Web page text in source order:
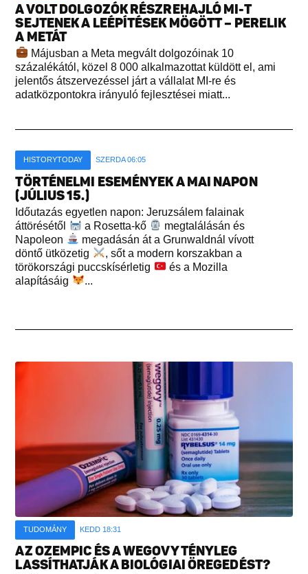
A VOLT DOLGOZÓK RÉSZREHAJLÓ MI-T
SEJTENEK A LEÉPÍTÉSEK MÖGÖTT – PERELIK
A METÁT
Májusban a Meta megvált dolgozóinak 10
százalékától, közel 8 000 alkalmazottat küldött el, ami
jelentős átszervezéssel járt a vállalat MI-re és
adatközpontokra irányuló fejlesztései miatt...
HISTORYTODAY SZERDA 06:05
TÖRTÉNELMI ESEMÉNYEK A MAI NAPON
(JÚLIUS 15.)
Időutazás egyetlen napon: Jeruzsálem falainak
áttörésétől
a Rosetta-kő
megtalálásán és
Napoleon
megadásán át a Grunwaldnál vívott
döntő ütközetig
, sőt a modern korszakban a
törökországi puccskísérletig
és a Mozilla
alapításáig
...
TUDOMÁNY KEDD 18:31
AZ OZEMPIC ÉS A WEGOVY TÉNYLEG
LASSÍTHATJÁK A BIOLÓGIAI ÖREGEDÉST?